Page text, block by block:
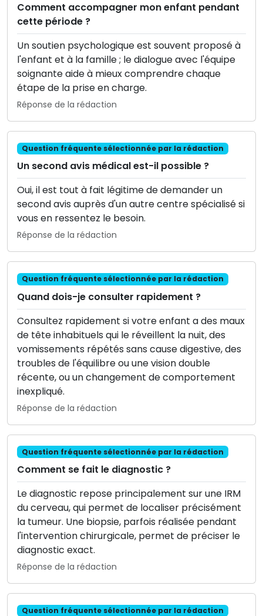
Comment accompagner mon enfant pendant
cette période ?
Un soutien psychologique est souvent proposé à
l'enfant et à la famille ; le dialogue avec l'équipe
soignante aide à mieux comprendre chaque
étape de la prise en charge.
Réponse de la rédaction
Question fréquente sélectionnée par la rédaction
Un second avis médical est-il possible ?
Oui, il est tout à fait légitime de demander un
second avis auprès d'un autre centre spécialisé si
vous en ressentez le besoin.
Réponse de la rédaction
Question fréquente sélectionnée par la rédaction
Quand dois-je consulter rapidement ?
Consultez rapidement si votre enfant a des maux
de tête inhabituels qui le réveillent la nuit, des
vomissements répétés sans cause digestive, des
troubles de l'équilibre ou une vision double
récente, ou un changement de comportement
inexpliqué.
Réponse de la rédaction
Question fréquente sélectionnée par la rédaction
Comment se fait le diagnostic ?
Le diagnostic repose principalement sur une IRM
du cerveau, qui permet de localiser précisément
la tumeur. Une biopsie, parfois réalisée pendant
l'intervention chirurgicale, permet de préciser le
diagnostic exact.
Réponse de la rédaction
Question fréquente sélectionnée par la rédaction